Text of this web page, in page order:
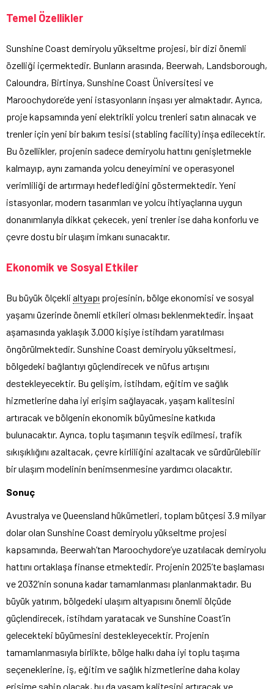
Temel Özellikler
Sunshine Coast demiryolu yükseltme projesi, bir dizi önemli
özelliği içermektedir. Bunların arasında, Beerwah, Landsborough,
Caloundra, Birtinya, Sunshine Coast Üniversitesi ve
Maroochydore’de yeni istasyonların inşası yer almaktadır. Ayrıca,
proje kapsamında yeni elektrikli yolcu trenleri satın alınacak ve
trenler için yeni bir bakım tesisi (stabling facility) inşa edilecektir.
Bu özellikler, projenin sadece demiryolu hattını genişletmekle
kalmayıp, aynı zamanda yolcu deneyimini ve operasyonel
verimliliği de artırmayı hedeflediğini göstermektedir. Yeni
istasyonlar, modern tasarımları ve yolcu ihtiyaçlarına uygun
donanımlarıyla dikkat çekecek, yeni trenler ise daha konforlu ve
çevre dostu bir ulaşım imkanı sunacaktır.
Ekonomik ve Sosyal Etkiler
Bu büyük ölçekli altyapı projesinin, bölge ekonomisi ve sosyal
yaşamı üzerinde önemli etkileri olması beklenmektedir. İnşaat
aşamasında yaklaşık 3.000 kişiye istihdam yaratılması
öngörülmektedir. Sunshine Coast demiryolu yükseltmesi,
bölgedeki bağlantıyı güçlendirecek ve nüfus artışını
destekleyecektir. Bu gelişim, istihdam, eğitim ve sağlık
hizmetlerine daha iyi erişim sağlayacak, yaşam kalitesini
artıracak ve bölgenin ekonomik büyümesine katkıda
bulunacaktır. Ayrıca, toplu taşımanın teşvik edilmesi, trafik
sıkışıklığını azaltacak, çevre kirliliğini azaltacak ve sürdürülebilir
bir ulaşım modelinin benimsenmesine yardımcı olacaktır.
Sonuç
Avustralya ve Queensland hükümetleri, toplam bütçesi 3.9 milyar
dolar olan Sunshine Coast demiryolu yükseltme projesi
kapsamında, Beerwah’tan Maroochydore’ye uzatılacak demiryolu
hattını ortaklaşa finanse etmektedir. Projenin 2025’te başlaması
ve 2032’nin sonuna kadar tamamlanması planlanmaktadır. Bu
büyük yatırım, bölgedeki ulaşım altyapısını önemli ölçüde
güçlendirecek, istihdam yaratacak ve Sunshine Coast’in
gelecekteki büyümesini destekleyecektir. Projenin
tamamlanmasıyla birlikte, bölge halkı daha iyi toplu taşıma
seçeneklerine, iş, eğitim ve sağlık hizmetlerine daha kolay
erişime sahip olacak, bu da yaşam kalitesini artıracak ve